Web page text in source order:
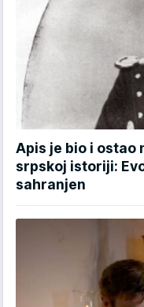
Apis je bio i
srpskoj istoriji:
sahranjen